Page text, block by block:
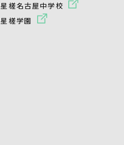
星槎名古屋中学校
星槎学園